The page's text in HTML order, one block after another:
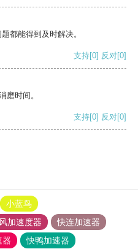
都能得到及时解决。
支持[0] 反对[0]
磨时间。
支持[0] 反对[0]
小蓝鸟
加速度器
快连加速器
器
快鸭加速器